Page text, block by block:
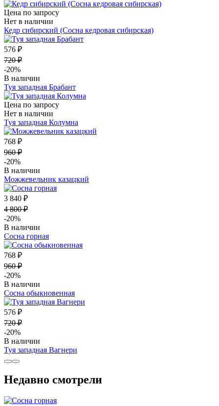
Цена по запросу
Нет в наличии
Кедр сибирский (Сосна кедровая сибирская)
576 ₽
720 ₽
-20%
В наличии
Туя западная Брабант
Цена по запросу
Нет в наличии
Туя западная Колумна
768 ₽
960 ₽
-20%
В наличии
Можжевельник казацкий
3 840 ₽
4 800 ₽
-20%
В наличии
Сосна горная
768 ₽
960 ₽
-20%
В наличии
Сосна обыкновенная
576 ₽
720 ₽
-20%
В наличии
Туя западная Вагнери
Недавно смотрели